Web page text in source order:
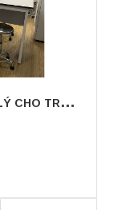
M
UA BÀN THÍ NGHIỆM HÓA, SINH, LÝ CHO TRƯỜNG HỌC GIÁ TỐT TẠI THÀNH PHỐ HỒ CHÍ MINH